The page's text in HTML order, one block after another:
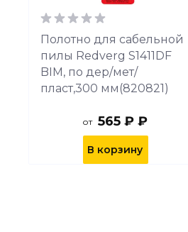
Полотно для сабельной
пилы Redverg S1411DF
BIM, по дер/мет/
пласт,300 мм(820821)
от 565 ₽ ₽
В корзину